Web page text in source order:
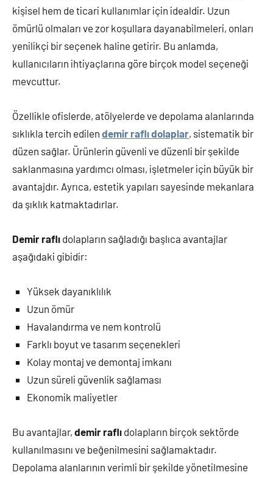
kişisel hem de ticari kullanımlar için idealdir. Uzun
ömürlü olmaları ve zor koşullara dayanabilmeleri, onları
yenilikçi bir seçenek haline getirir. Bu anlamda,
kullanıcıların ihtiyaçlarına göre birçok model seçeneği
mevcuttur.
Özellikle ofislerde, atölyelerde ve depolama alanlarında
sıklıkla tercih edilen demir raflı dolaplar, sistematik bir
düzen sağlar. Ürünlerin güvenli ve düzenli bir şekilde
saklanmasına yardımcı olması, işletmeler için büyük bir
avantajdır. Ayrıca, estetik yapıları sayesinde mekanlara
da şıklık katmaktadırlar.
Demir raflı dolapların sağladığı başlıca avantajlar
aşağıdaki gibidir:
Yüksek dayanıklılık
Uzun ömür
Havalandırma ve nem kontrolü
Farklı boyut ve tasarım seçenekleri
Kolay montaj ve demontaj imkanı
Uzun süreli güvenlik sağlaması
Ekonomik maliyetler
Bu avantajlar, demir raflı dolapların birçok sektörde
kullanılmasını ve beğenilmesini sağlamaktadır.
Depolama alanlarının verimli bir şekilde yönetilmesine